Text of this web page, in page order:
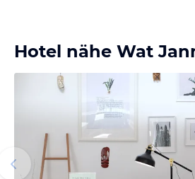
Hotel nähe Wat